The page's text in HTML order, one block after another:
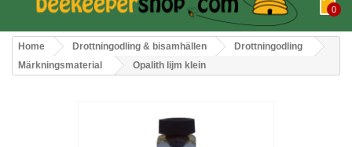
0
Home Drottningodling & bisamhällen
Drottningodling
Märkningsmaterial
Opalith lijm klein